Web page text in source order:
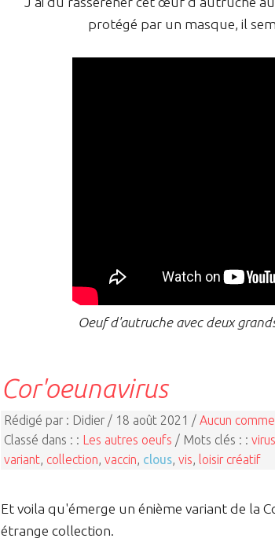
protégé par un masque, il
Oeuf d'autruche avec deux
Cor'oeunavirus
Rédigé par : Didier / 18 août 2021 / Aucun
Classé dans : : Les autres oeufs / Mots clés : : virus
variant, collection, vaccin, clous, vis, loisir créatif
Et voila qu'émerge un énième variant de la
étrange collection.